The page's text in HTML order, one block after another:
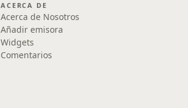
ACERCA DE
Acerca de Nosotros
Añadir emisora
Widgets
Comentarios